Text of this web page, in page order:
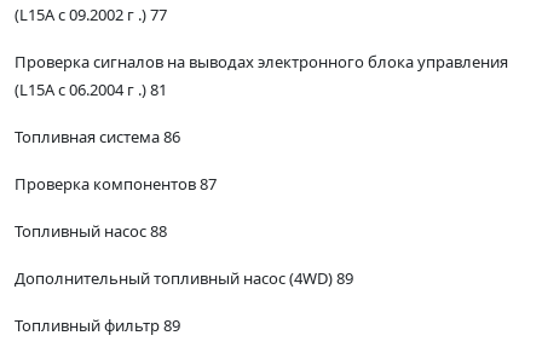
(L15A с 09.2002 г .) 77
Проверка сигналов на выводах электронного блока управления
(L15A с 06.2004 г .) 81
Топливная система 86
Проверка компонентов 87
Топливный насос 88
Дополнительный топливный насос (4WD) 89
Топливный фильтр 89